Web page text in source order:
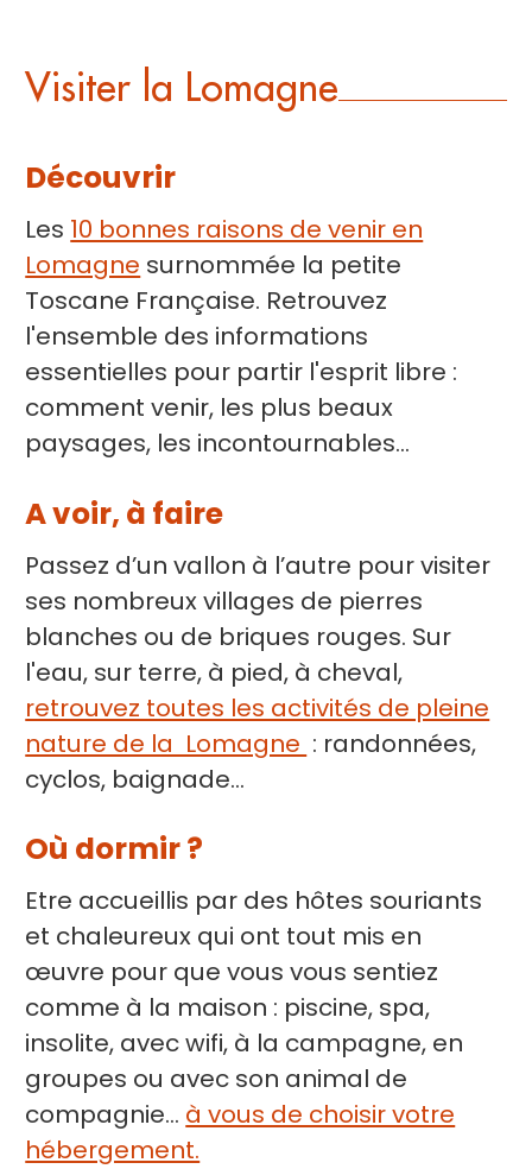
Visiter la Lomagne
Découvrir
Les 10 bonnes raisons de venir en
Lomagne surnommée la petite
Toscane Française. Retrouvez
l'ensemble des informations
essentielles pour partir l'esprit libre :
comment venir, les plus beaux
paysages, les incontournables...
A voir, à faire
Passez d’un vallon à l’autre pour visiter
ses nombreux villages de pierres
blanches ou de briques rouges. Sur
l'eau, sur terre, à pied, à cheval,
retrouvez toutes les activités de pleine
nature de la Lomagne : randonnées,
cyclos, baignade...
Où dormir ?
Etre accueillis par des hôtes souriants
et chaleureux qui ont tout mis en
œuvre pour que vous vous sentiez
comme à la maison : piscine, spa,
insolite, avec wifi, à la campagne, en
groupes ou avec son animal de
compagnie... à vous de choisir votre
hébergement.